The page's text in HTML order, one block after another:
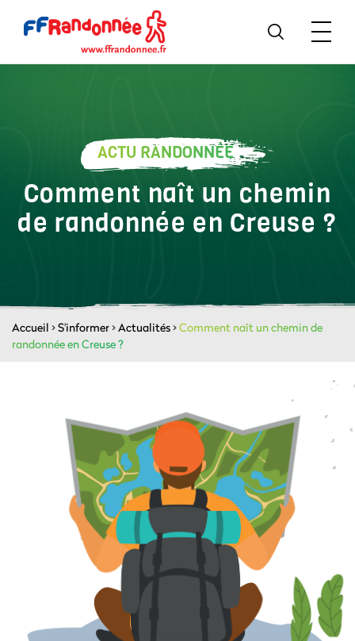
ACTU RANDONNÉE
Comment naît un chemin
de randonnée en Creuse ?
Accueil >S'informer>Actualités>Comment naît un chemin de
randonnée en Creuse ?